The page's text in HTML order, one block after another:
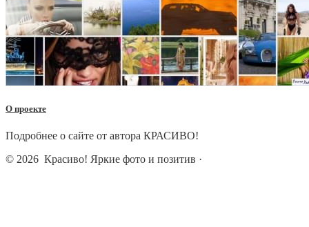
О проекте
Подробнее о сайте от автора КРАСИВО!
© 2026 Красиво! Яркие фото и позитив ·